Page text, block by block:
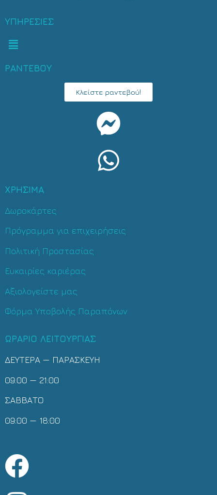
ΥΠΗΡΕΣΙΕΣ
ΡΑΝΤΕΒΟΥ
Κλείστε ραντεβού!
ΧΡΗΣΙΜΑ
Δωροκάρτες
Πρόγραμμα για επιχειρήσεις
Πολιτική Προστασίας
Ευκαιρίες καριέρας
Αξιολογείστε μας
Φόρμα Υποβολής Παραπόνων
ΩΡΑΡΙΟ ΛΕΙΤΟΥΡΓΙΑΣ
ΔΕΥΤΕΡΑ — ΠΑΡΑΣΚΕΥΗ
09:00 — 21:00
ΣΑΒΒΑΤΟ
09:00 — 18:00